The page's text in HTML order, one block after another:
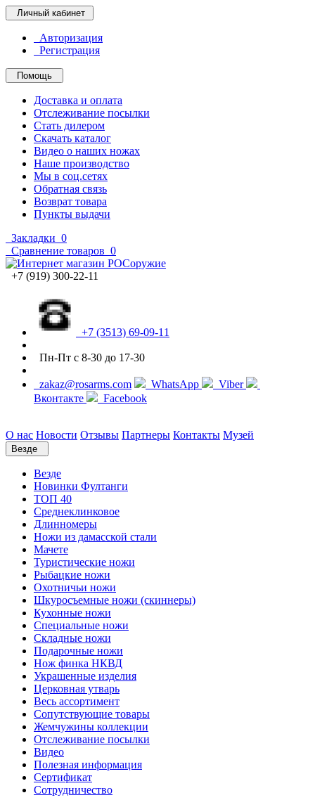
Личный кабинет
Авторизация
Регистрация
Помощь
Доставка и оплата
Отслеживание посылки
Стать дилером
Скачать каталог
Видео о наших ножах
Наше производство
Мы в соц.сетях
Обратная связь
Возврат товара
Пункты выдачи
Закладки 0
Сравнение товаров 0
+7 (919) 300-22-11
+7 (3513) 69-09-11
Пн-Пт с 8-30 до 17-30
zakaz@rosarms.com WhatsApp
Viber
Вконтакте
Facebook
О нас Новости Отзывы Партнеры Контакты Музей
Везде
Везде
Новинки Фултанги
ТОП 40
Среднеклинковое
Длинномеры
Ножи из дамасской стали
Мачете
Туристические ножи
Рыбацкие ножи
Охотничьи ножи
Шкуросъемные ножи (скиннеры)
Кухонные ножи
Специальные ножи
Складные ножи
Подарочные ножи
Нож финка НКВД
Украшенные изделия
Церковная утварь
Весь ассортимент
Сопутствующие товары
Жемчужины коллекции
Отслеживание посылки
Видео
Полезная информация
Сертификат
Сотрудничество